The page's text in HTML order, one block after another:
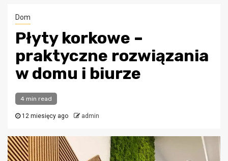
Dom
Płyty korkowe –
praktyczne rozwiązania
w domu i biurze
4 min read
12 miesięcy ago admin